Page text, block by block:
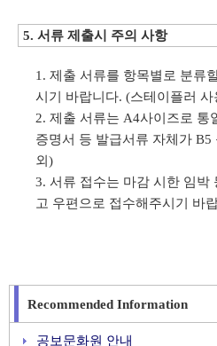
5. 서류 제출시 주의 사항
제출 서류를 항목별로 분류
시기 바랍니다. (스테이플러
제출 서류는 A4사이즈로 통
증명서 등 발급서류 자체가 B5
외)
서류 접수는 마감 시한 임박
고 우편으로 접수해주시기 바
Recommended Information
공보문화원 안내